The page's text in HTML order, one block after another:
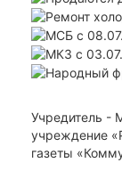
Учредитель -
учреждение
газеты